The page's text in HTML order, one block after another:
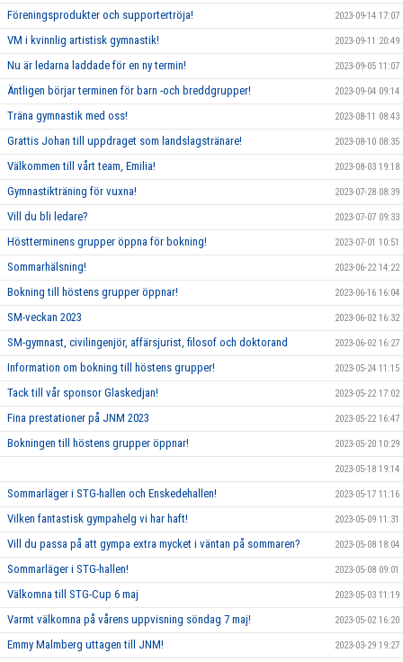
Föreningsprodukter och supportertröja! 2023-09-14 17:07
VM i kvinnlig artistisk gymnastik! 2023-09-11 20:49
Nu är ledarna laddade för en ny termin! 2023-09-05 11:07
Äntligen börjar terminen för barn -och breddgrupper! 2023-09-04 09:14
Träna gymnastik med oss! 2023-08-11 08:43
Grattis Johan till uppdraget som landslagstränare! 2023-08-10 08:35
Välkommen till vårt team, Emilia! 2023-08-03 19:18
Gymnastikträning för vuxna! 2023-07-28 08:39
Vill du bli ledare? 2023-07-07 09:33
Höstterminens grupper öppna för bokning! 2023-07-01 10:51
Sommarhälsning! 2023-06-22 14:22
Bokning till höstens grupper öppnar! 2023-06-16 16:04
SM-veckan 2023 2023-06-02 16:32
SM-gymnast, civilingenjör, affärsjurist, filosof och doktorand 2023-06-02 16:27
Information om bokning till höstens grupper! 2023-05-24 11:15
Tack till vår sponsor Glaskedjan! 2023-05-22 17:02
Fina prestationer på JNM 2023 2023-05-22 16:47
Bokningen till höstens grupper öppnar! 2023-05-20 10:29
2023-05-18 19:14
Sommarläger i STG-hallen och Enskedehallen! 2023-05-17 11:16
Vilken fantastisk gympahelg vi har haft! 2023-05-09 11:31
Vill du passa på att gympa extra mycket i väntan på sommaren? 2023-05-08 18:04
Sommarläger i STG-hallen! 2023-05-08 09:01
Välkomna till STG-Cup 6 maj 2023-05-03 11:19
Varmt välkomna på vårens uppvisning söndag 7 maj! 2023-05-02 16:20
Emmy Malmberg uttagen till JNM! 2023-03-29 19:27